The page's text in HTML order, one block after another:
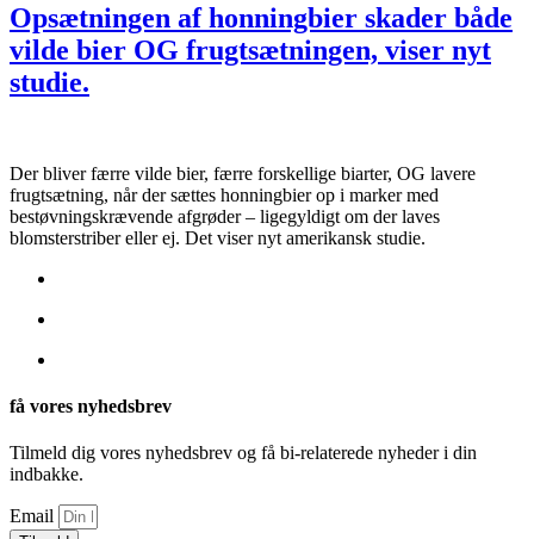
Opsætningen af honningbier skader både
vilde bier OG frugtsætningen, viser nyt
studie.
Der bliver færre vilde bier, færre forskellige biarter, OG lavere
frugtsætning, når der sættes honningbier op i marker med
bestøvningskrævende afgrøder – ligegyldigt om der laves
blomsterstriber eller ej. Det viser nyt amerikansk studie.
få vores nyhedsbrev
Tilmeld dig vores nyhedsbrev og få bi-relaterede nyheder i din
indbakke.
Email